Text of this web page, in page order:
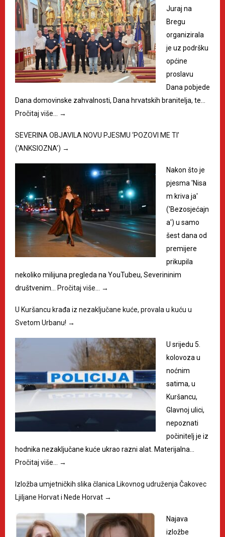
Juraj na
Bregu
organizirala
je uz podršku
općine
proslavu
Dana pobjede
Dana domovinske zahvalnosti, Dana hrvatskih branitelja, te…
Pročitaj više…
→
SEVERINA OBJAVILA NOVU PJESMU ‘POZOVI ME TI’
(‘ANKSIOZNA’) →
Nakon što je
pjesma 'Nisa
m kriva ja'
('Bezosjećajn
a') u samo
šest dana od
premijere
prikupila
nekoliko milijuna pregleda na YouTubeu, Severininim
društvenim…
Pročitaj više… →
U Kuršancu krađa iz nezaključane kuće, provala u kuću u
Svetom Urbanu! →
U srijedu 5.
kolovoza u
noćnim
satima, u
Kuršancu,
Glavnoj ulici,
nepoznati
počinitelj je iz
hodnika nezaključane kuće ukrao razni alat. Materijalna…
Pročitaj više…
→
Izložba umjetničkih slika članica Likovnog udruženja Čakovec
Ljiljane Horvat i Nede Horvat →
Najava
izložbe